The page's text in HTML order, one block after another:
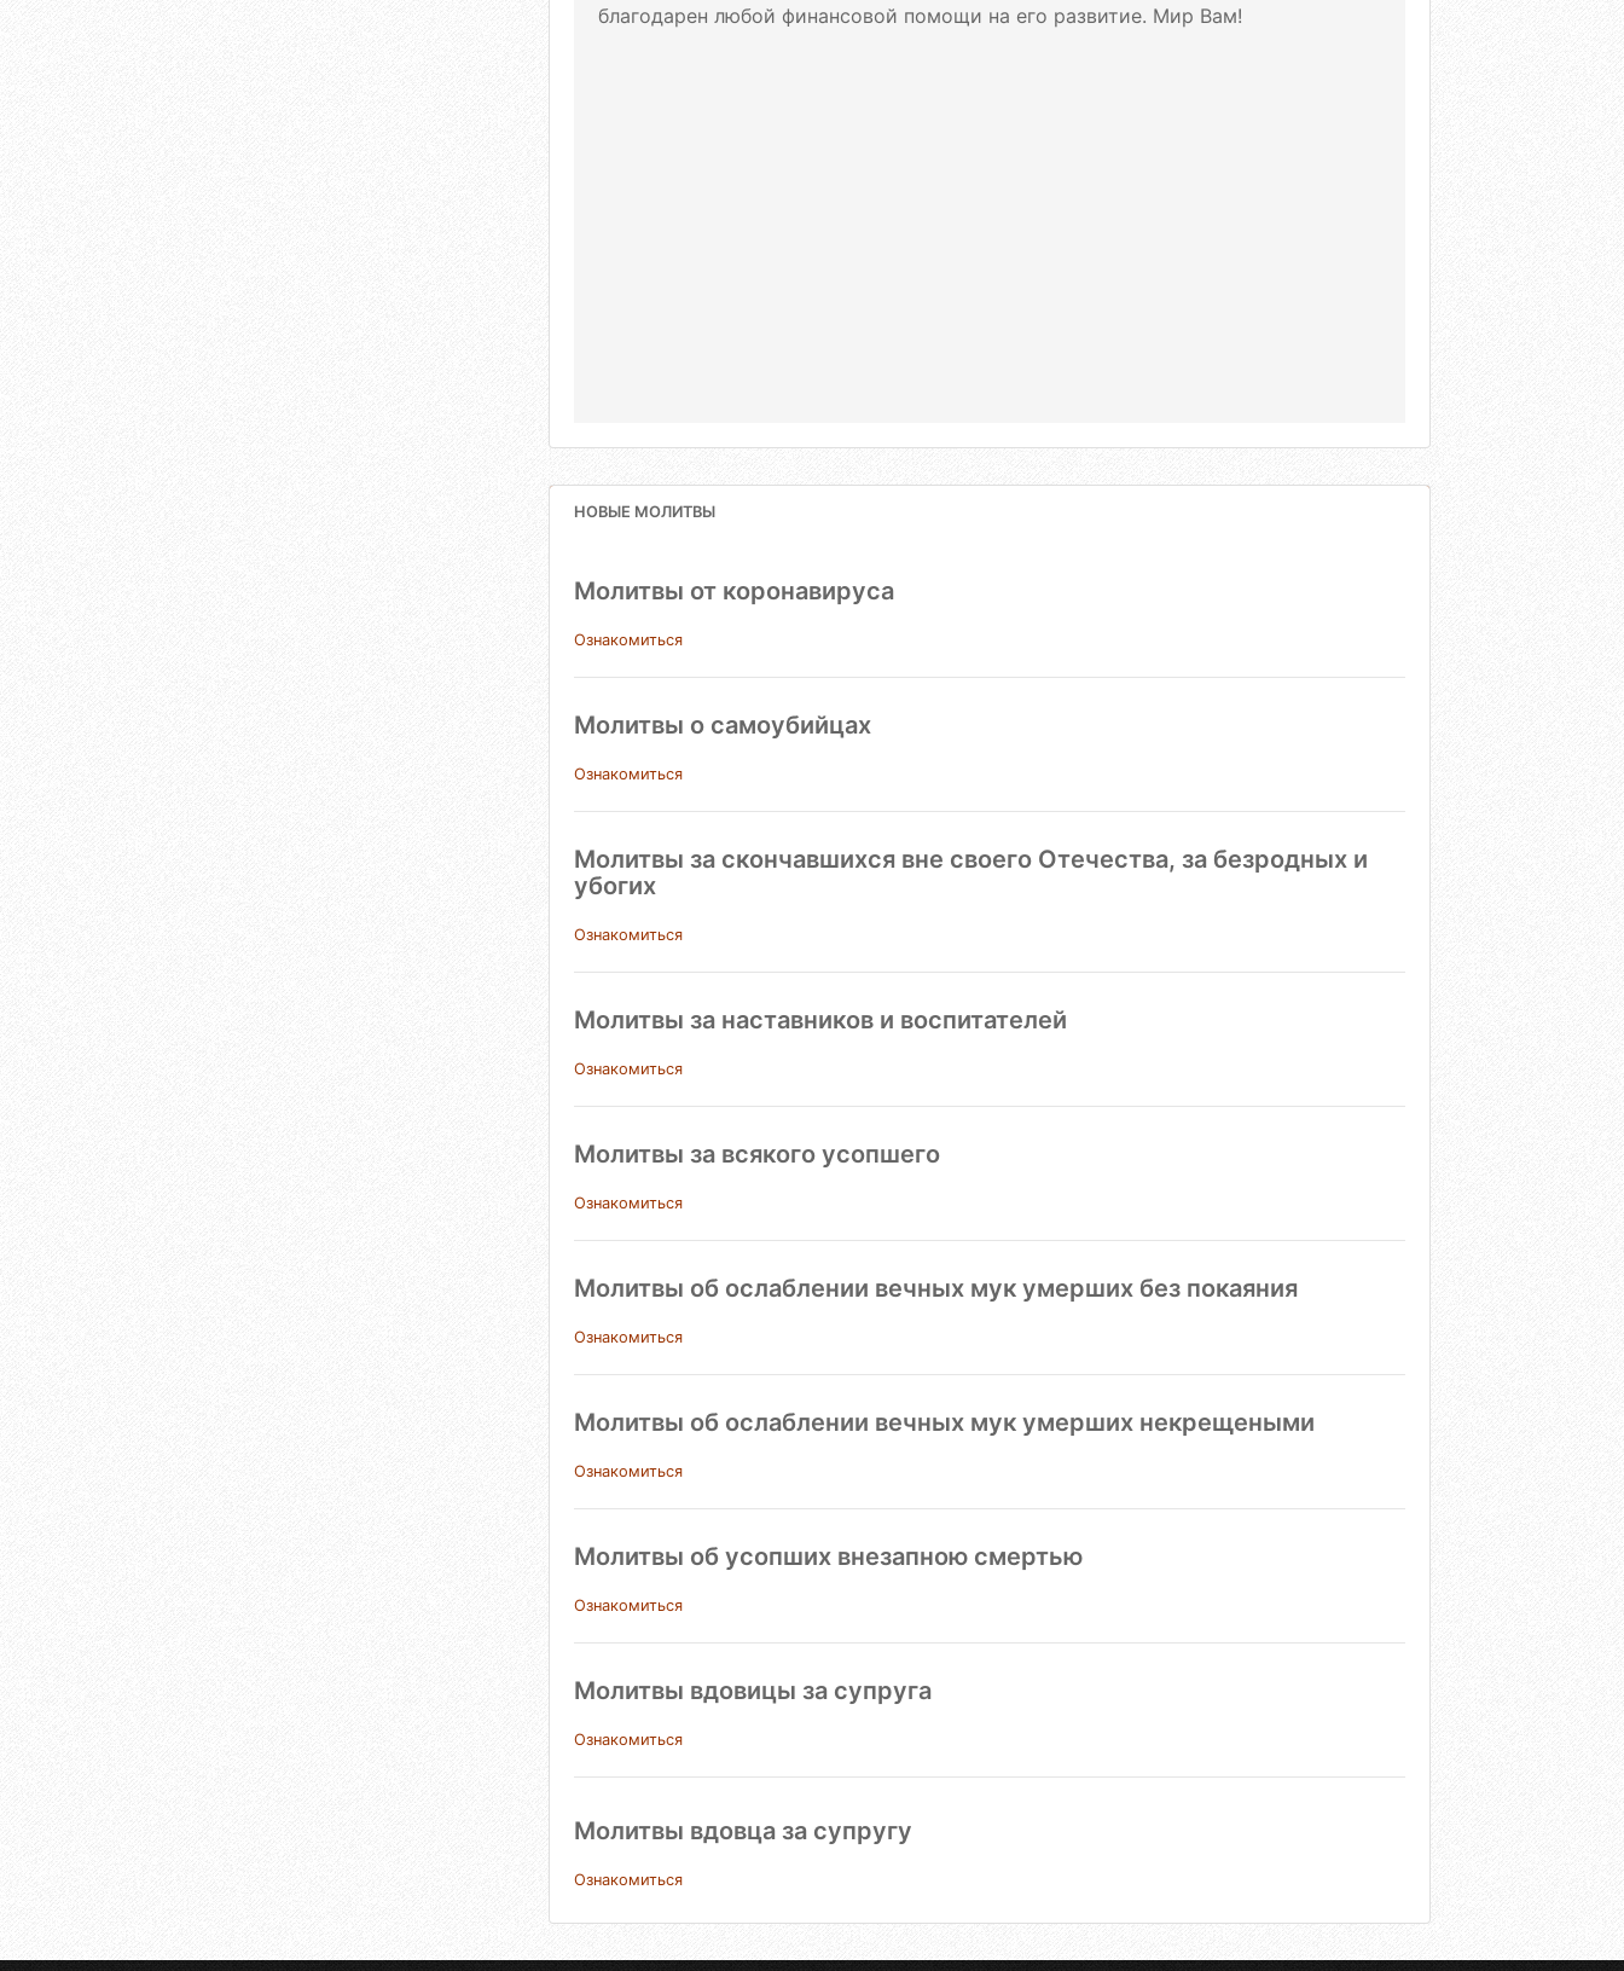
благодарен любой финансовой помощи на его развитие. Мир Вам!
НОВЫЕ МОЛИТВЫ
Молитвы от коронавируса
Ознакомиться
Молитвы о самоубийцах
Ознакомиться
Молитвы за скончавшихся вне своего Отечества, за безродных и
убогих
Ознакомиться
Молитвы за наставников и воспитателей
Ознакомиться
Молитвы за всякого усопшего
Ознакомиться
Молитвы об ослаблении вечных мук умерших без покаяния
Ознакомиться
Молитвы об ослаблении вечных мук умерших некрещеными
Ознакомиться
Молитвы об усопших внезапною смертью
Ознакомиться
Молитвы вдовицы за супруга
Ознакомиться
Молитвы вдовца за супругу
Ознакомиться